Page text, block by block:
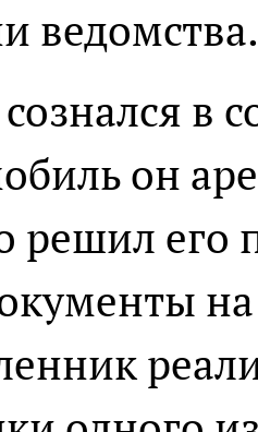
ведомства.
в
он
решил его
на